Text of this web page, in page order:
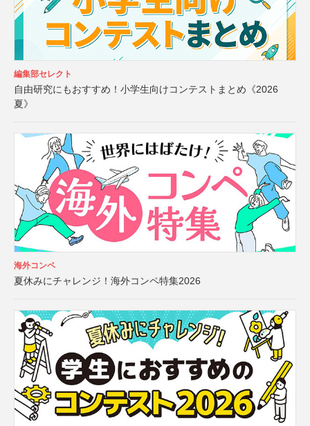
編集部セレクト
自由研究にもおすすめ！小学生向けコンテストまとめ《2026
夏》
海外コンペ
夏休みにチャレンジ！海外コンペ特集2026